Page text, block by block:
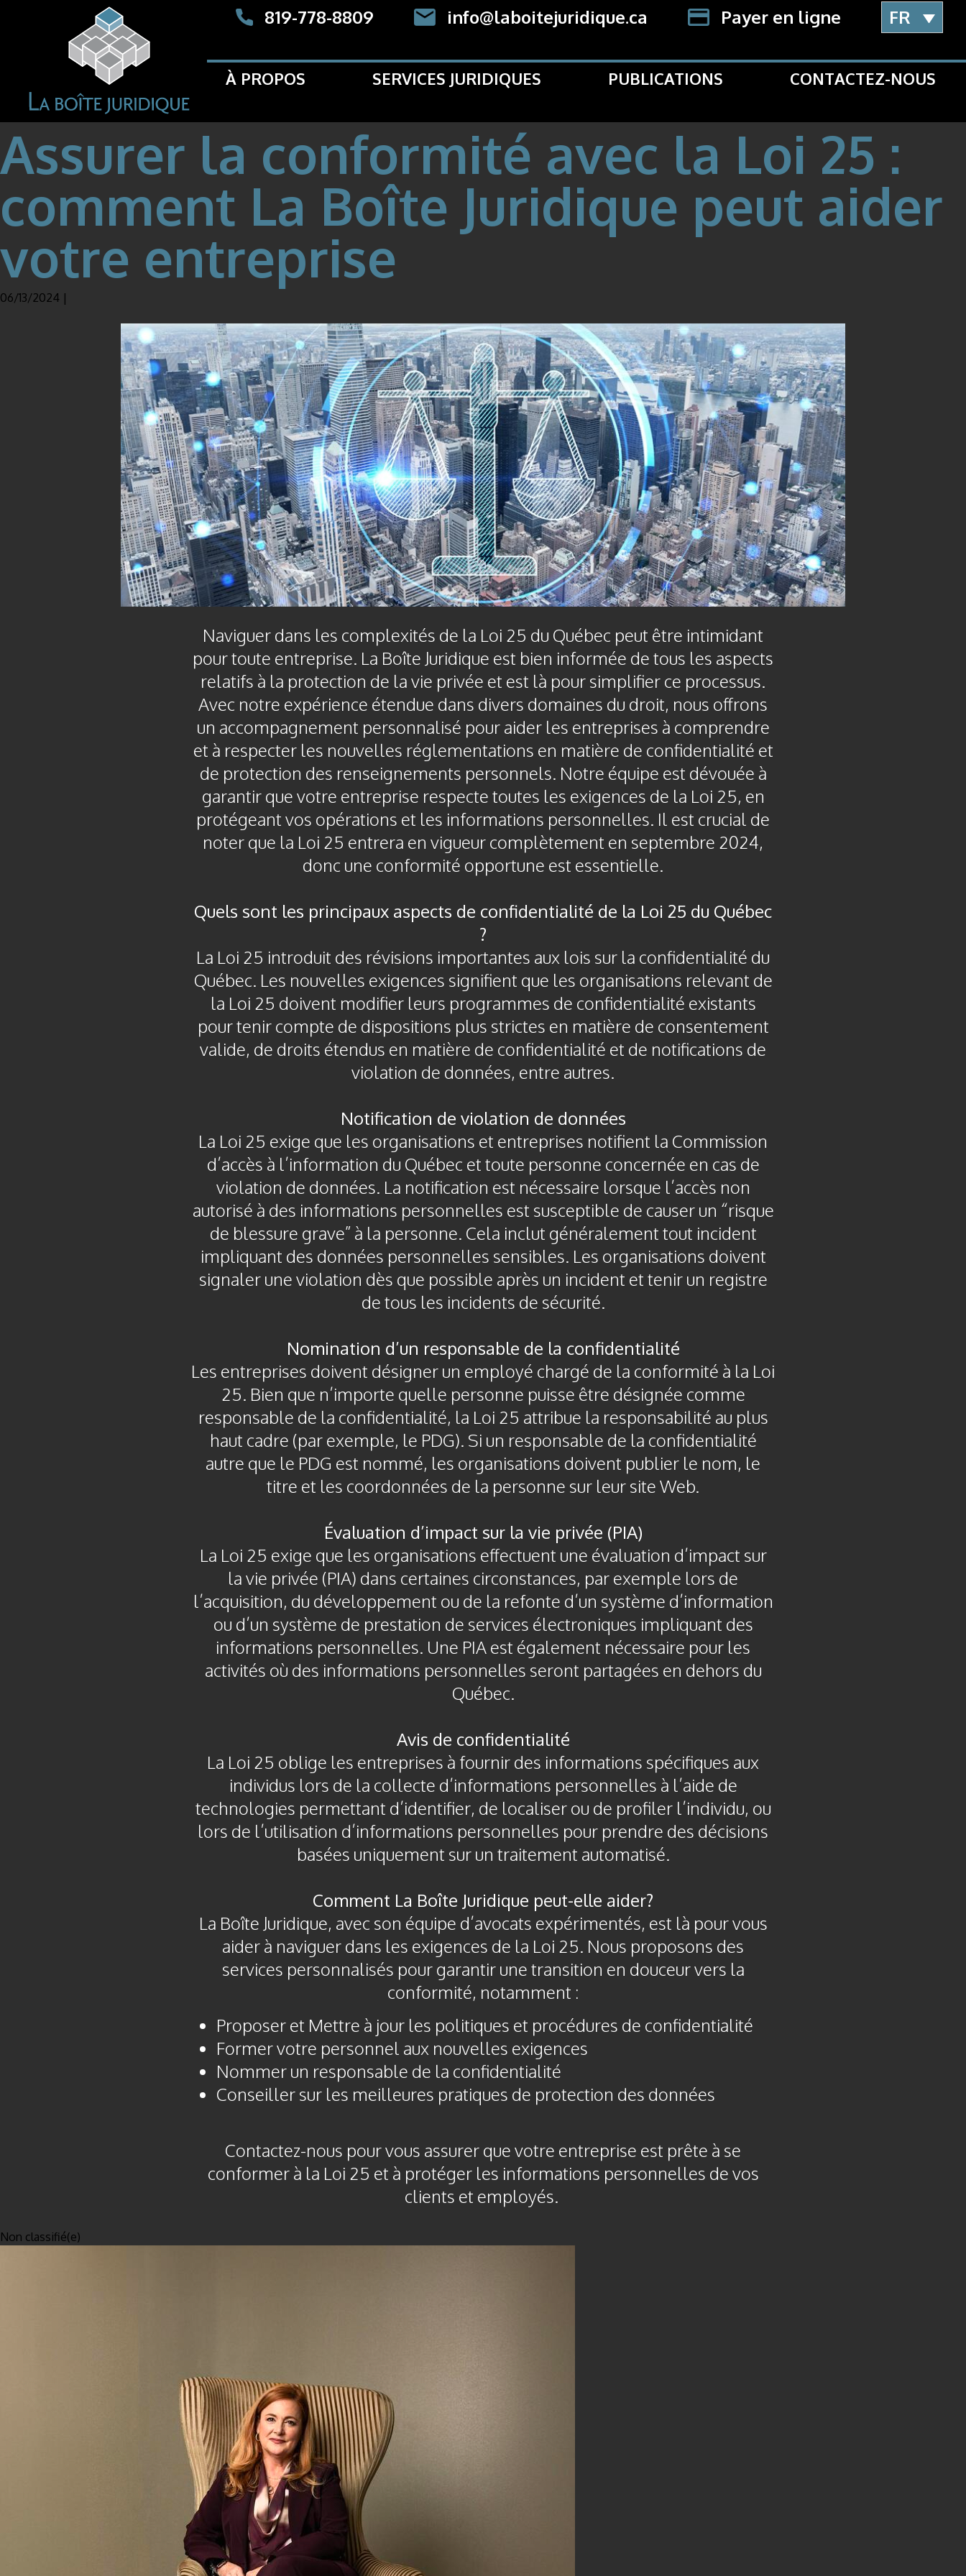
819-778-8809 info@laboitejuridique.ca Payer en ligne FR
À PROPOS SERVICES JURIDIQUES PUBLICATIONS CONTACTEZ-NOUS
Assurer la conformité avec la Loi 25 :
comment La Boîte Juridique peut aider
votre entreprise
06/13/2024 |
Naviguer dans les complexités de la Loi 25 du Québec peut être intimidant
pour toute entreprise. La Boîte Juridique est bien informée de tous les aspects
relatifs à la protection de la vie privée et est là pour simplifier ce processus.
Avec notre expérience étendue dans divers domaines du droit, nous offrons
un accompagnement personnalisé pour aider les entreprises à comprendre
et à respecter les nouvelles réglementations en matière de confidentialité et
de protection des renseignements personnels. Notre équipe est dévouée à
garantir que votre entreprise respecte toutes les exigences de la Loi 25, en
protégeant vos opérations et les informations personnelles. Il est crucial de
noter que la Loi 25 entrera en vigueur complètement en septembre 2024,
donc une conformité opportune est essentielle.
Quels sont les principaux aspects de confidentialité de la Loi 25 du Québec
?
La Loi 25 introduit des révisions importantes aux lois sur la confidentialité du
Québec. Les nouvelles exigences signifient que les organisations relevant de
la Loi 25 doivent modifier leurs programmes de confidentialité existants
pour tenir compte de dispositions plus strictes en matière de consentement
valide, de droits étendus en matière de confidentialité et de notifications de
violation de données, entre autres.
Notification de violation de données
La Loi 25 exige que les organisations et entreprises notifient la Commission
d’accès à l’information du Québec et toute personne concernée en cas de
violation de données. La notification est nécessaire lorsque l’accès non
autorisé à des informations personnelles est susceptible de causer un “risque
de blessure grave” à la personne. Cela inclut généralement tout incident
impliquant des données personnelles sensibles. Les organisations doivent
signaler une violation dès que possible après un incident et tenir un registre
de tous les incidents de sécurité.
Nomination d’un responsable de la confidentialité
Les entreprises doivent désigner un employé chargé de la conformité à la Loi
25. Bien que n’importe quelle personne puisse être désignée comme
responsable de la confidentialité, la Loi 25 attribue la responsabilité au plus
haut cadre (par exemple, le PDG). Si un responsable de la confidentialité
autre que le PDG est nommé, les organisations doivent publier le nom, le
titre et les coordonnées de la personne sur leur site Web.
Évaluation d’impact sur la vie privée (PIA)
La Loi 25 exige que les organisations effectuent une évaluation d’impact sur
la vie privée (PIA) dans certaines circonstances, par exemple lors de
l’acquisition, du développement ou de la refonte d’un système d’information
ou d’un système de prestation de services électroniques impliquant des
informations personnelles. Une PIA est également nécessaire pour les
activités où des informations personnelles seront partagées en dehors du
Québec.
Avis de confidentialité
La Loi 25 oblige les entreprises à fournir des informations spécifiques aux
individus lors de la collecte d’informations personnelles à l’aide de
technologies permettant d’identifier, de localiser ou de profiler l’individu, ou
lors de l’utilisation d’informations personnelles pour prendre des décisions
basées uniquement sur un traitement automatisé.
Comment La Boîte Juridique peut-elle aider?
La Boîte Juridique, avec son équipe d’avocats expérimentés, est là pour vous
aider à naviguer dans les exigences de la Loi 25. Nous proposons des
services personnalisés pour garantir une transition en douceur vers la
conformité, notamment :
Proposer et Mettre à jour les politiques et procédures de confidentialité
Former votre personnel aux nouvelles exigences
Nommer un responsable de la confidentialité
Conseiller sur les meilleures pratiques de protection des données
Contactez-nous pour vous assurer que votre entreprise est prête à se
conformer à la Loi 25 et à protéger les informations personnelles de vos
clients et employés.
Non classifié(e)